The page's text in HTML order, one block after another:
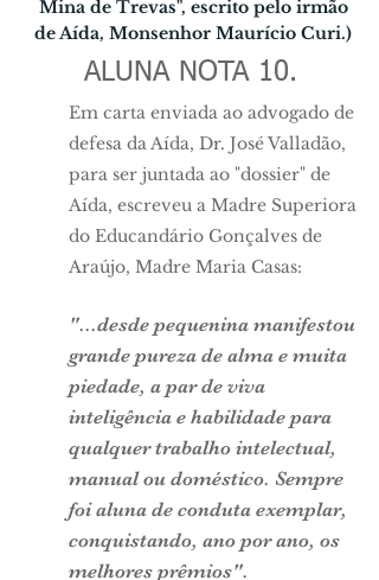
Mina de Trevas", escrito pelo irmão
de Aída, Monsenhor Maurício Curi.)
ALUNA NOTA 10.
Em carta enviada ao advogado de
defesa da Aída, Dr. José Valla­dão,
para ser juntada ao "dossier" de
Aída, escreveu a Madre Superiora
do Educandário Gonçalves de
Araújo, Madre Maria Casas:
"...desde pequenina manifestou
grande pureza de alma e muita
piedade, a par de viva
inteligência e habilidade para
qualquer trabalho intelectual,
ma­nual ou doméstico. Sempre
foi aluna de conduta exemplar,
conquistando, ano por ano, os
melhores prêmios".